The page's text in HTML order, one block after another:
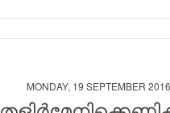
MONDAY, 19 SEPTEMBER 2016